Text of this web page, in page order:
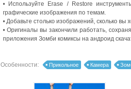
• Используйте Erase / Restore
графические изображения по темам.
• Добавьте столько изображений, сколько вы
• Оригиналы вы закончили работать,
приложения Зомби комиксы на андроид
Особенности: Прикольное Камера